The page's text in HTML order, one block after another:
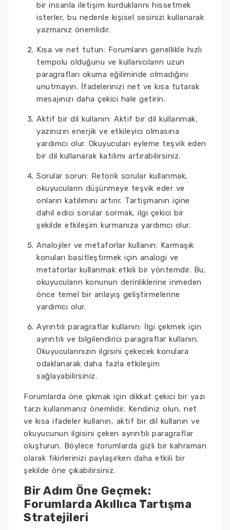
bir insanla iletişim kurduklarını hissetmek
isterler, bu nedenle kişisel sesinizi kullanarak
yazmanız önemlidir.
Kısa ve net tutun: Forumların genellikle hızlı
tempolu olduğunu ve kullanıcıların uzun
paragrafları okuma eğiliminde olmadığını
unutmayın. İfadelerinizi net ve kısa tutarak
mesajınızı daha çekici hale getirin.
Aktif bir dil kullanın: Aktif bir dil kullanmak,
yazınızın enerjik ve etkileyici olmasına
yardımcı olur. Okuyucuları eyleme teşvik eden
bir dil kullanarak katılımı artırabilirsiniz.
Sorular sorun: Retorik sorular kullanmak,
okuyucuların düşünmeye teşvik eder ve
onların katılımını artırır. Tartışmanın içine
dahil edici sorular sormak, ilgi çekici bir
şekilde etkileşim kurmanıza yardımcı olur.
Analojiler ve metaforlar kullanın: Karmaşık
konuları basitleştirmek için analogi ve
metaforlar kullanmak etkili bir yöntemdir. Bu,
okuyucuların konunun derinliklerine inmeden
önce temel bir anlayış geliştirmelerine
yardımcı olur.
Ayrıntılı paragraflar kullanın: İlgi çekmek için
ayrıntılı ve bilgilendirici paragraflar kullanın.
Okuyucularınızın ilgisini çekecek konulara
odaklanarak daha fazla etkileşim
sağlayabilirsiniz.
Forumlarda öne çıkmak için dikkat çekici bir yazı
tarzı kullanmanız önemlidir. Kendiniz olun, net
ve kısa ifadeler kullanın, aktif bir dil kullanın ve
okuyucunun ilgisini çeken ayrıntılı paragraflar
oluşturun. Böylece forumlarda gizli bir kahraman
olarak fikirlerinizi paylaşırken daha etkili bir
şekilde öne çıkabilirsiniz.
Bir Adım Öne Geçmek:
Forumlarda Akıllıca Tartışma
Stratejileri